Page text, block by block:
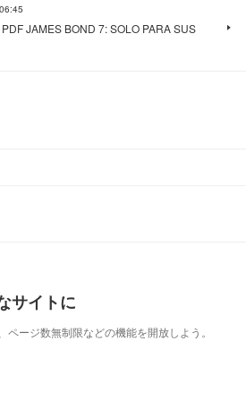
JAMES BOND 7: SOLO PARA SUS
サイトに
ージ数無制限などの機能を開放しよう。